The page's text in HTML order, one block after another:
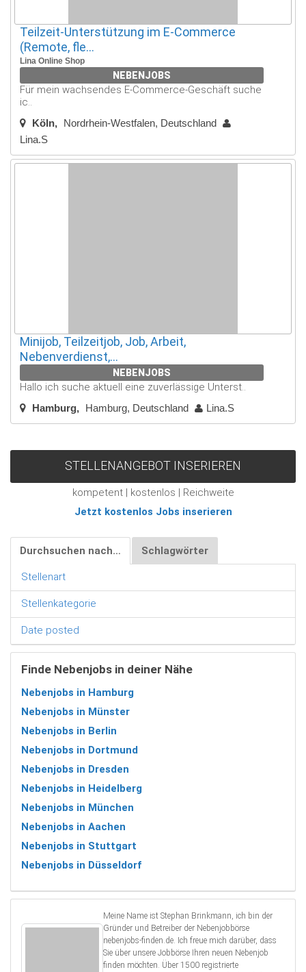
Teilzeit-Unterstützung im E-Commerce
(Remote, fle...
Lina Online Shop
NEBENJOBS
Für mein wachsendes E-Commerce-Geschäft suche
ic..
Köln
Nordrhein-Westfalen, Deutschland
Lina.S
Minijob, Teilzeitjob, Job, Arbeit,
Nebenverdienst,...
NEBENJOBS
Hallo ich suche aktuell eine zuverlässige Unterst..
Hamburg Hamburg, Deutschland Lina.S
STELLENANGEBOT INSERIEREN
kompetent | kostenlos | Reichweite
Jetzt kostenlos Jobs inserieren
Durchsuchen nach… Schlagwörter
Stellenart
Stellenkategorie
Date posted
Finde Nebenjobs in deiner Nähe
Nebenjobs in Hamburg
Nebenjobs in Münster
Nebenjobs in Berlin
Nebenjobs in Dortmund
Nebenjobs in Dresden
Nebenjobs in Heidelberg
Nebenjobs in München
Nebenjobs in Aachen
Nebenjobs in Stuttgart
Nebenjobs in Düsseldorf
Meine Name ist Stephan Brinkmann, ich bin der
Gründer und Betreiber der Nebenjobbörse
nebenjobs-finden.de. Ich freue mich darüber, dass
Sie über unsere Jobbörse Ihren neuen Nebenjob
finden möchten. Über 1500 registrierte